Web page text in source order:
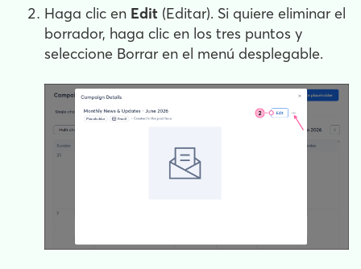
Haga clic en Edit (Editar). Si quiere eliminar el
borrador, haga clic en los tres puntos y
seleccione Borrar en el menú desplegable.